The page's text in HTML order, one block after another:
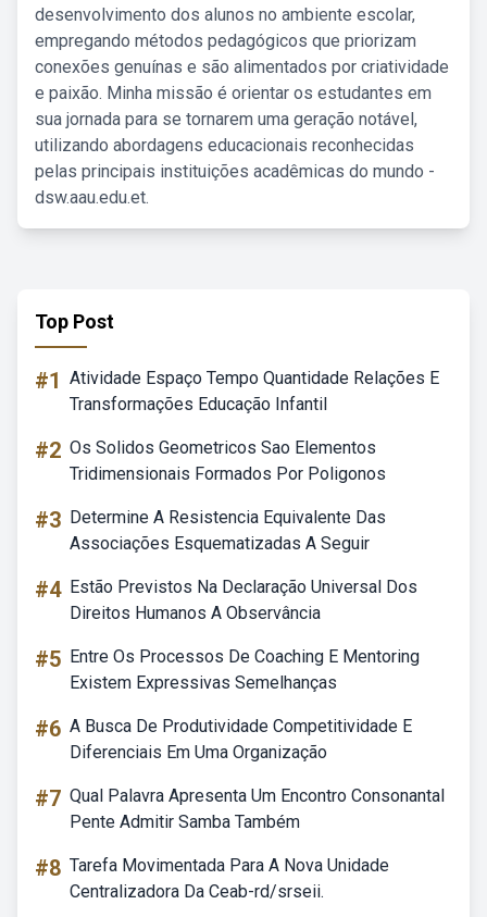
desenvolvimento dos alunos no ambiente escolar,
empregando métodos pedagógicos que priorizam
conexões genuínas e são alimentados por criatividade
e paixão. Minha missão é orientar os estudantes em
sua jornada para se tornarem uma geração notável,
utilizando abordagens educacionais reconhecidas
pelas principais instituições acadêmicas do mundo -
dsw.aau.edu.et.
Top Post
#1 Atividade Espaço Tempo Quantidade Relações E
Transformações Educação Infantil
#2 Os Solidos Geometricos Sao Elementos
Tridimensionais Formados Por Poligonos
#3 Determine A Resistencia Equivalente Das
Associações Esquematizadas A Seguir
#4 Estão Previstos Na Declaração Universal Dos
Direitos Humanos A Observância
#5 Entre Os Processos De Coaching E Mentoring
Existem Expressivas Semelhanças
#6 A Busca De Produtividade Competitividade E
Diferenciais Em Uma Organização
#7 Qual Palavra Apresenta Um Encontro Consonantal
Pente Admitir Samba Também
#8 Tarefa Movimentada Para A Nova Unidade
Centralizadora Da Ceab-rd/srseii.